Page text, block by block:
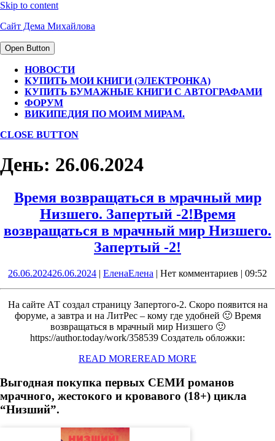
Skip to content
Сайт Дема Михайлова
Open Button
НОВОСТИ
КУПИТЬ МОИ КНИГИ (ЭЛЕКТРОНКА)
КУПИТЬ БУМАЖНЫЕ КНИГИ С АВТОГРАФАМИ
ФОРУМ
ВИКИПЕДИЯ ПО МОИМ МИРАМ.
CLOSE BUTTON
День: 26.06.2024
Время возвращаться в мрачный мир
Низшего. Запертый -2!Время
возвращаться в мрачный мир Низшего.
Запертый -2!
26.06.202426.06.2024 | ЕленаЕлена | Нет комментариев | 09:52
На сайте АТ создал страницу Запертого-2. Скоро появится на
форуме, а завтра и на ЛитРес – кому где удобней 🙂 Время
возвращаться в мрачный мир Низшего 🙂
https://author.today/work/358539 Создатель обложки:
READ MOREREAD MORE
Выгодная покупка первых СЕМИ романов
мрачного, жестокого и кровавого (18+) цикла
“Низший”.